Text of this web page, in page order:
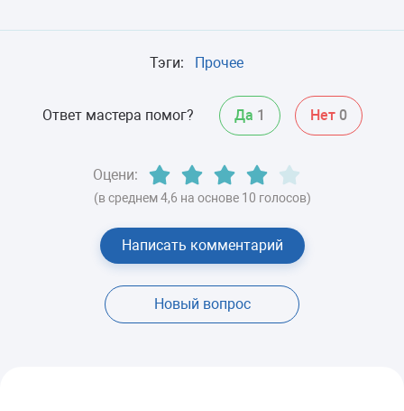
Тэги: Прочее
Ответ мастера помог? Да 1 Нет 0
Оцени:
(в среднем 4,6 на основе 10 голосов)
Написать комментарий
Новый вопрос